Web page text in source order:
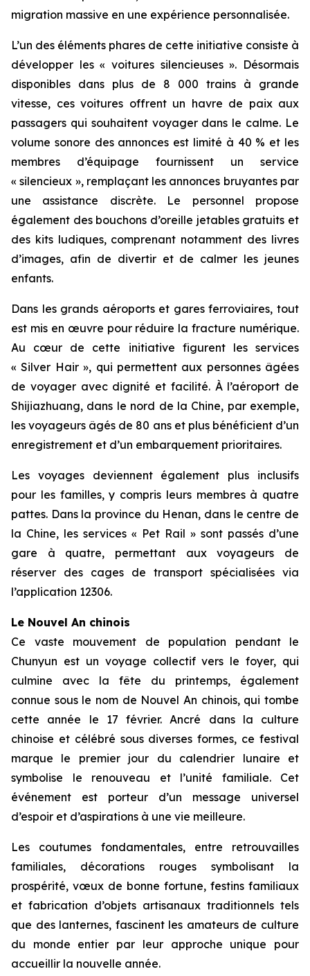
migration massive en une expérience personnalisée.
L’un des éléments phares de cette initiative consiste à
développer les « voitures silencieuses ». Désormais
disponibles dans plus de 8 000 trains à grande
vitesse, ces voitures offrent un havre de paix aux
passagers qui souhaitent voyager dans le calme. Le
volume sonore des annonces est limité à 40 % et les
membres d’équipage fournissent un service
« silencieux », remplaçant les annonces bruyantes par
une assistance discrète. Le personnel propose
également des bouchons d’oreille jetables gratuits et
des kits ludiques, comprenant notamment des livres
d’images, afin de divertir et de calmer les jeunes
enfants.
Dans les grands aéroports et gares ferroviaires, tout
est mis en œuvre pour réduire la fracture numérique.
Au cœur de cette initiative figurent les services
« Silver Hair », qui permettent aux personnes âgées
de voyager avec dignité et facilité. À l’aéroport de
Shijiazhuang, dans le nord de la Chine, par exemple,
les voyageurs âgés de 80 ans et plus bénéficient d’un
enregistrement et d’un embarquement prioritaires.
Les voyages deviennent également plus inclusifs
pour les familles, y compris leurs membres à quatre
pattes. Dans la province du Henan, dans le centre de
la Chine, les services « Pet Rail » sont passés d’une
gare à quatre, permettant aux voyageurs de
réserver des cages de transport spécialisées via
l’application 12306.
Le Nouvel An chinois
Ce vaste mouvement de population pendant le
Chunyun est un voyage collectif vers le foyer, qui
culmine avec la fête du printemps, également
connue sous le nom de Nouvel An chinois, qui tombe
cette année le 17 février. Ancré dans la culture
chinoise et célébré sous diverses formes, ce festival
marque le premier jour du calendrier lunaire et
symbolise le renouveau et l’unité familiale. Cet
événement est porteur d’un message universel
d’espoir et d’aspirations à une vie meilleure.
Les coutumes fondamentales, entre retrouvailles
familiales, décorations rouges symbolisant la
prospérité, vœux de bonne fortune, festins familiaux
et fabrication d’objets artisanaux traditionnels tels
que des lanternes, fascinent les amateurs de culture
du monde entier par leur approche unique pour
accueillir la nouvelle année.